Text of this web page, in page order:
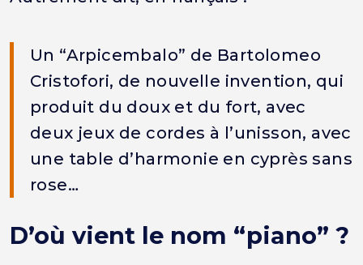
Un “Arpicembalo” de Bartolomeo
Cristofori, de nouvelle invention, qui
produit du doux et du fort, avec
deux jeux de cordes à l’unisson, avec
une table d’harmonie en cyprès sans
rose…
D’où vient le nom “piano” ?